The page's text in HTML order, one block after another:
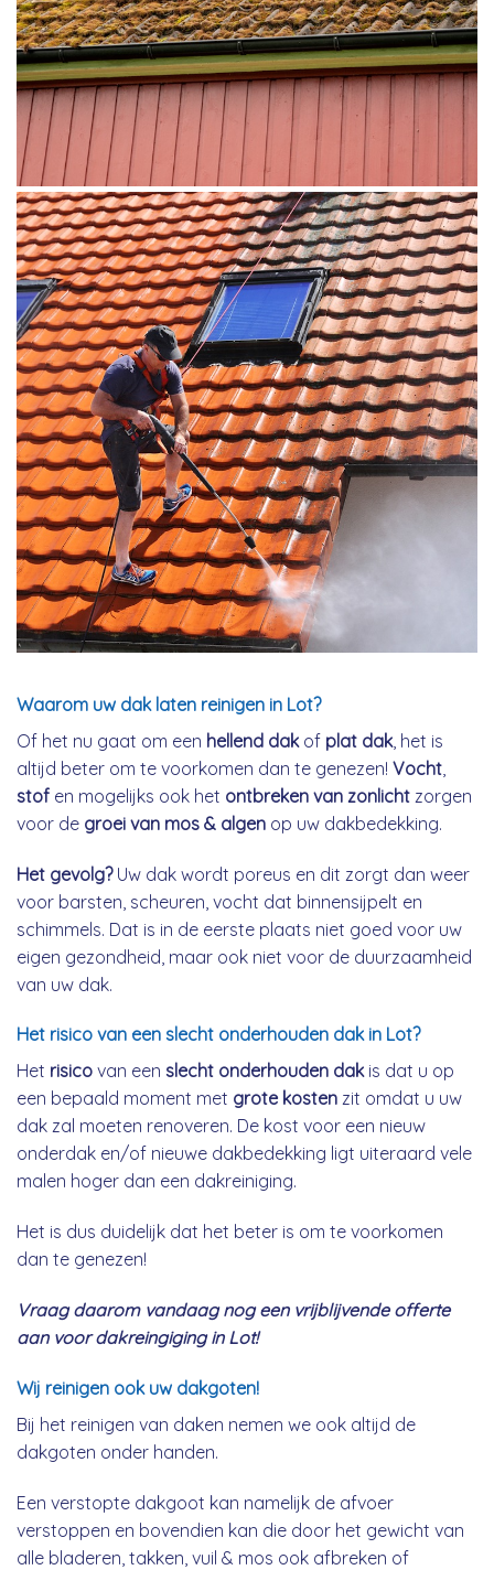
Waarom uw dak laten reinigen in Lot?
Of het nu gaat om een hellend dakof plat dak, het is
altijd beter om te voorkomen dan te genezen! Vocht
stof en mogelijks ook het ontbreken van zonlicht zorgen
voor de groei van mos & algen op uw dakbedekking.
Het gevolg?Uw dak wordt poreus en dit zorgt dan weer
voor barsten, scheuren, vocht dat binnensijpelt en
schimmels. Dat is in de eerste plaats niet goed voor uw
eigen gezondheid, maar ook niet voor de duurzaamheid
van uw dak.
Het risico van een slecht onderhouden dak in Lot?
Het risico van een slecht onderhouden dakis dat u op
een bepaald moment met grote kosten zit omdat u uw
dak zal moeten renoveren. De kost voor een nieuw
onderdak en/of nieuwe dakbedekking ligt uiteraard vele
malen hoger dan een dakreiniging.
Het is dus duidelijk dat het beter is om te voorkomen
dan te genezen!
Vraag daarom vandaag nog een vrijblijvende offerte
aan voor dakreingiging in Lot!
Wij reinigen ook uw dakgoten!
Bij het reinigen van daken nemen we ook altijd de
dakgoten onder handen.
Een verstopte dakgoot kan namelijk de afvoer
verstoppen en bovendien kan die door het gewicht van
alle bladeren, takken, vuil & mos ook afbreken of